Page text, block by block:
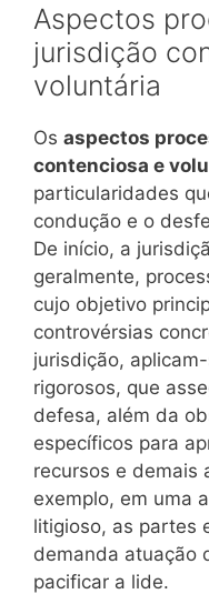
Aspectos
jurisdição
voluntária
Os aspectos
contenciosa e
particularidades
condução e o
De início, a
geralmente,
cujo objetivo
controvérsias
jurisdição,
rigorosos, que
defesa, além da
específicos para
recursos e demais
exemplo, em uma
litigioso, as partes
demanda atuação
pacificar a lide.